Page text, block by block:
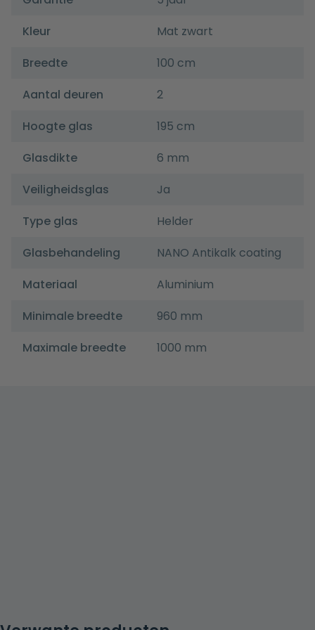
Kleur
Mat zwart
Breedte
100 cm
Aantal deuren
2
Hoogte glas
195 cm
Glasdikte
6 mm
Veiligheidsglas
Ja
Type glas
Helder
Glasbehandeling
NANO Antikalk coating
Materiaal
Aluminium
Minimale breedte
960 mm
Maximale breedte
1000 mm